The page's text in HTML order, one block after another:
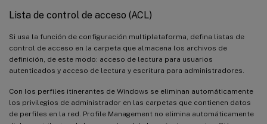
Lista de control de acceso (ACL)
Si usa la función de configuración multiplataforma, defina listas de
control de acceso en la carpeta que almacena los archivos de
definición, de este modo: acceso de lectura para usuarios
autenticados y acceso de lectura y escritura para administradores.
Con los perfiles itinerantes de Windows se eliminan automáticamente
los privilegios de administrador en las carpetas que contienen datos
de perfiles en la red. Profile Management no elimina automáticamente